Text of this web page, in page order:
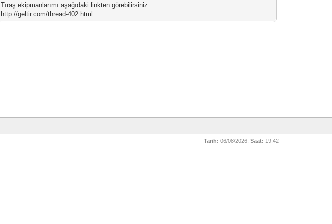
Tıraş ekipmanlarımı aşağıdaki linkten görebilirsiniz.
http://geltir.com/thread-402.html
Tarih: 06/08/2026,Saat: 19:42